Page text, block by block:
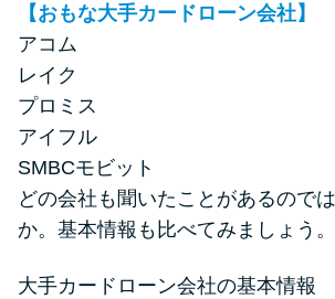
方法
プロミスの返済方
説！ もっとも便利
方法はどれ？
【おもな大手カードローン会社】
アコム
レイク
プロミス
アイフル
SMBCモビット
どの会社も聞いたことがあるので
か。基本情報も比べてみましょう。
大手カードローン会社の基本情報